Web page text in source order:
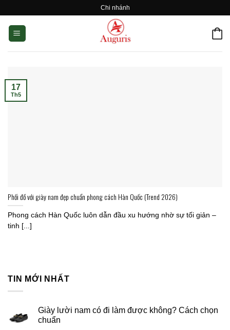
content
Chi nhánh
Phối đồ với giày nam đẹp chuẩn phong cách Hàn Quốc (Trend 2026)
Phong cách Hàn Quốc luôn dẫn đầu xu hướng nhờ sự tối giản –
tinh [...]
17
Th5
TIN MỚI NHẤT
Giày lười nam có đi làm được không? Cách chọn
chuẩn